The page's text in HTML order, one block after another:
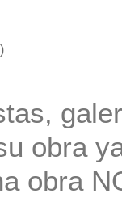
obra
obra